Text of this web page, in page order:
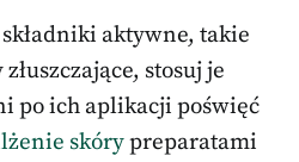
aktywne, takie
stosuj je
po ich aplikacji poświęć
skórypreparatami